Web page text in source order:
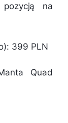
pozycją na
399 PLN
Quad